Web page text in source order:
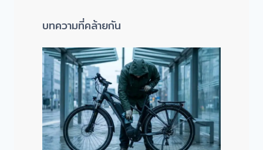
บทความที่คล้ายกัน